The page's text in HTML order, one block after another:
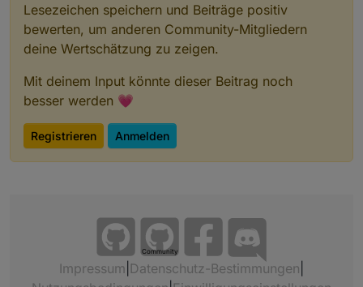
Lesezeichen speichern und Beiträge positiv
bewerten, um anderen Community-Mitgliedern
deine Wertschätzung zu zeigen.
Mit deinem Input könnte dieser Beitrag noch
besser werden 💗
Registrieren Anmelden
Community
Impressum Datenschutz-Bestimmungen